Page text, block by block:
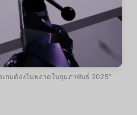
เกมต้องไม่พลาดในกุมภาพันธ์ 2025”